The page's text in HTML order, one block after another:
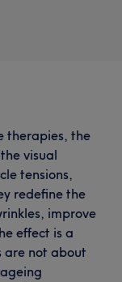
therapies, the
visual
tensions,
redefine the
improve
effect is a
are not about